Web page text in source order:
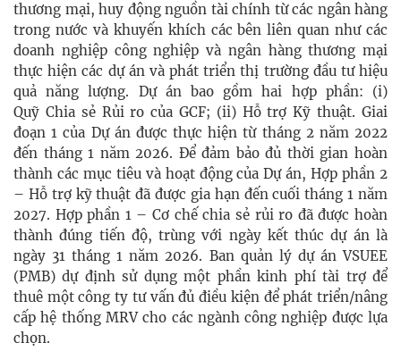
thương mại, huy động nguồn tài chính từ các ngân hàng
trong nước và khuyến khích các bên liên quan như các
doanh nghiệp công nghiệp và ngân hàng thương mại
thực hiện các dự án và phát triển thị trường đầu tư hiệu
quả năng lượng. Dự án bao gồm hai hợp phần: (i)
Quỹ Chia sẻ Rủi ro của GCF; (ii) Hỗ trợ Kỹ thuật. Giai
đoạn 1 của Dự án được thực hiện từ tháng 2 năm 2022
đến tháng 1 năm 2026. Để đảm bảo đủ thời gian hoàn
thành các mục tiêu và hoạt động của Dự án, Hợp phần 2
– Hỗ trợ kỹ thuật đã được gia hạn đến cuối tháng 1 năm
2027. Hợp phần 1 – Cơ chế chia sẻ rủi ro đã được hoàn
thành đúng tiến độ, trùng với ngày kết thúc dự án là
ngày 31 tháng 1 năm 2026. Ban quản lý dự án VSUEE
(PMB) dự định sử dụng một phần kinh phí tài trợ để
thuê một công ty tư vấn đủ điều kiện để phát triển/nâng
cấp hệ thống MRV cho các ngành công nghiệp được lựa
chọn.